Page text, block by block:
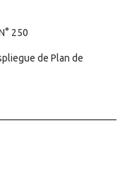
250
de Plan de